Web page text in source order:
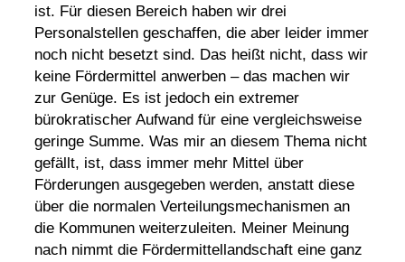
ist. Für diesen Bereich haben wir drei
Personalstellen geschaffen, die aber leider immer
noch nicht besetzt sind. Das heißt nicht, dass wir
keine Fördermittel anwerben – das machen wir
zur Genüge. Es ist jedoch ein extremer
bürokratischer Aufwand für eine vergleichsweise
geringe Summe. Was mir an diesem Thema nicht
gefällt, ist, dass immer mehr Mittel über
Förderungen ausgegeben werden, anstatt diese
über die normalen Verteilungsmechanismen an
die Kommunen weiterzuleiten. Meiner Meinung
nach nimmt die Fördermittellandschaft eine ganz